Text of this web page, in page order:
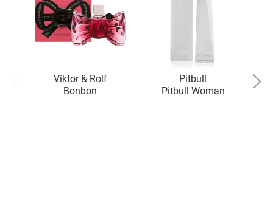
Viktor & Rolf
Bonbon
Pitbull
Pitbull Woman